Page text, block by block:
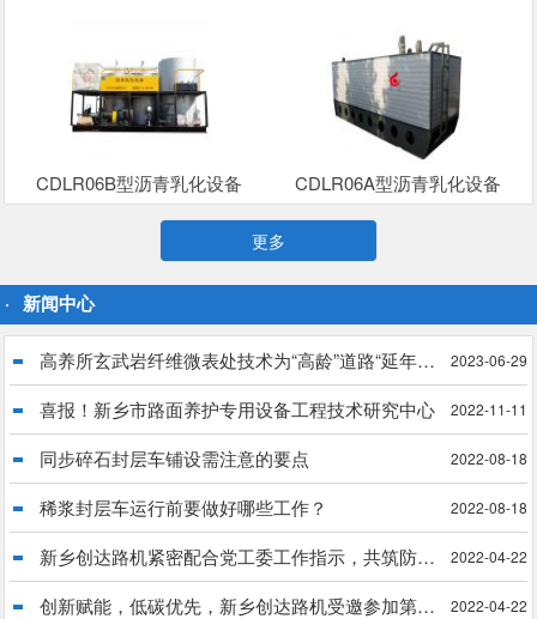
CDLR06B型沥青乳化设备 CDLR06A型沥青乳化设备
更多
新闻中心
高养所玄武岩纤维微表处技术为“高龄”道路“延年益寿” 2023-06-29
喜报！新乡市路面养护专用设备工程技术研究中心 2022-11-11
同步碎石封层车铺设需注意的要点 2022-08-18
稀浆封层车运行前要做好哪些工作？ 2022-08-18
新乡创达路机紧密配合党工委工作指示，共筑防疫长城 2022-04-22
创新赋能，低碳优先，新乡创达路机受邀参加第34届中国乳化沥青技术大会 2022-04-22